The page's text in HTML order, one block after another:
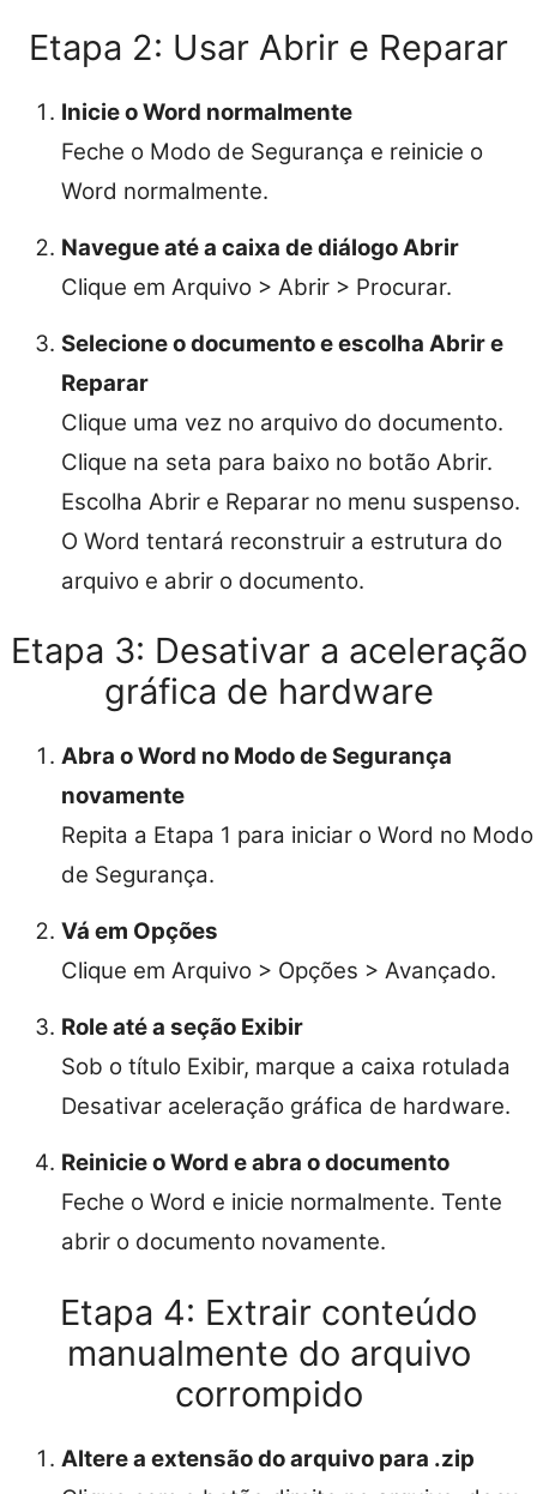
Etapa 2: Usar Abrir e Reparar
Inicie o Word normalmente
Feche o Modo de Segurança e reinicie o
Word normalmente.
Navegue até a caixa de diálogo Abrir
Clique em Arquivo > Abrir > Procurar.
Selecione o documento e escolha Abrir e
Reparar
Clique uma vez no arquivo do documento.
Clique na seta para baixo no botão Abrir.
Escolha Abrir e Reparar no menu suspenso.
O Word tentará reconstruir a estrutura do
arquivo e abrir o documento.
Etapa 3: Desativar a aceleração
gráfica de hardware
Abra o Word no Modo de Segurança
novamente
Repita a Etapa 1 para iniciar o Word no Modo
de Segurança.
Vá em Opções
Clique em Arquivo > Opções > Avançado.
Role até a seção Exibir
Sob o título Exibir, marque a caixa rotulada
Desativar aceleração gráfica de hardware.
Reinicie o Word e abra o documento
Feche o Word e inicie normalmente. Tente
abrir o documento novamente.
Etapa 4: Extrair conteúdo
manualmente do arquivo
corrompido
Altere a extensão do arquivo para .zip